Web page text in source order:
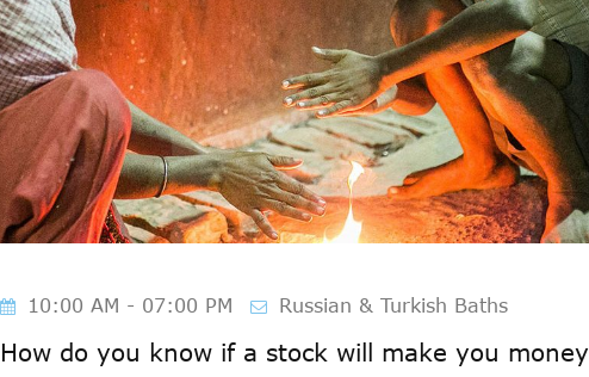
10:00 AM - 07:00 PM Russian & Turkish Baths
How do you know if a stock will make you money